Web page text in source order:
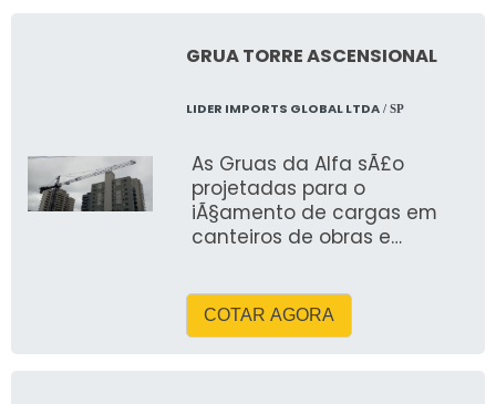
GRUA TORRE ASCENSIONAL
LIDER IMPORTS GLOBAL LTDA/ SP
As Gruas da Alfa sÃ£o
projetadas para o
iÃ§amento de cargas em
canteiros de obras e
Trabalhamos com os
modelos QTZ, presentes no
COTAR AGORA